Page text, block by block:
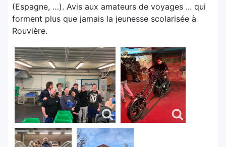
(Espagne, …). Avis aux amateurs de voyages ... qui
forment plus que jamais la jeunesse scolarisée à
Rouvière.